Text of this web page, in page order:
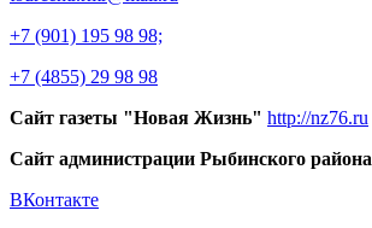
+7 (901) 195 98 98;
+7 (4855) 29 98 98
Сайт газеты "Новая Жизнь" http://nz76.ru
Сайт администрации Рыбинского района
ВКонтакте